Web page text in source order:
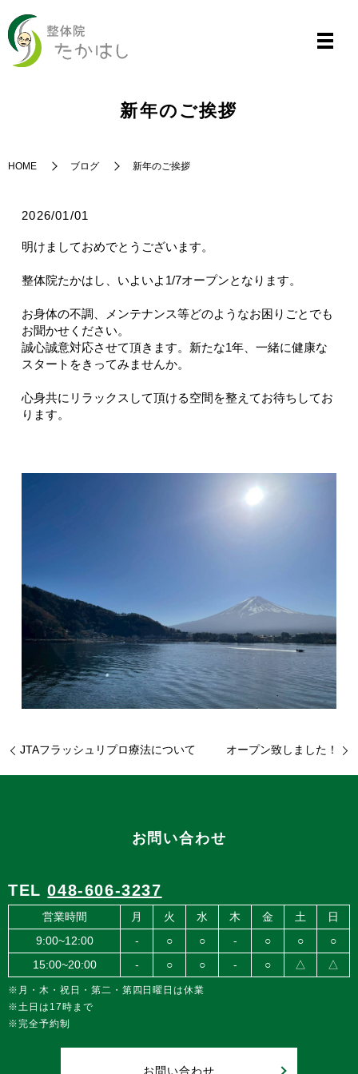
新年のご挨拶
HOME ブログ 新年のご挨拶
2026/01/01
明けましておめでとうございます。
整体院たかはし、いよいよ1/7オープンとなります。
お身体の不調、メンテナンス等どのようなお困りごとでも
お聞かせください。
誠心誠意対応させて頂きます。新たな1年、一緒に健康な
スタートをきってみませんか。
心身共にリラックスして頂ける空間を整えてお待ちしてお
ります。
JTAフラッシュリプロ療法について オープン致しました！
お問い合わせ
TEL048-606-3237
営業時間 月 火 水 木 金 土
日
9:00~12:00
- ○ ○ - ○ ○
○
15:00~20:00
- ○ ○ - ○ △ △
※月・木・祝日・第二・第四日曜日は休業
※土日は17時まで
※完全予約制
お問い合わせ